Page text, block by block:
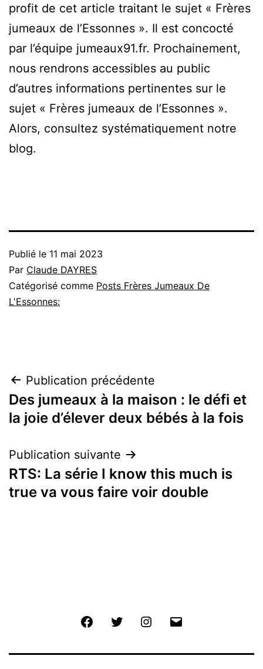
profit de cet article traitant le sujet « Frères
jumeaux de l’Essonnes ». Il est concocté
par l’équipe jumeaux91.fr. Prochainement,
nous rendrons accessibles au public
d’autres informations pertinentes sur le
sujet « Frères jumeaux de l’Essonnes ».
Alors, consultez systématiquement notre
blog.
Publié le 11 mai 2023
Par Claude DAYRES
Catégorisé comme Posts Frères Jumeaux De
L'Essonnes:
Navigation
de
Publication précédente
Des jumeaux à la maison : le défi et
la joie d’élever deux bébés à la fois
Publication suivante
RTS: La série I know this much is
true va vous faire voir double
FacebookTwitter Instagram